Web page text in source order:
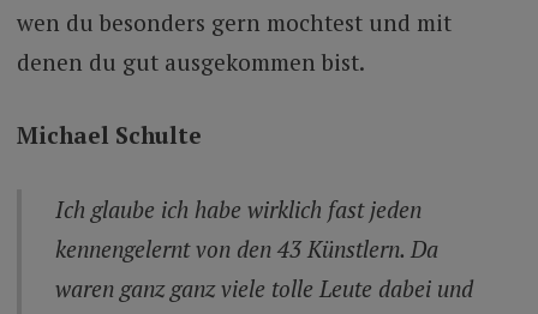
wen du besonders gern mochtest und mit
denen du gut ausgekommen bist.
Michael Schulte
Ich glaube ich habe wirklich fast jeden
kennengelernt von den 43 Künstlern. Da
waren ganz ganz viele tolle Leute dabei und